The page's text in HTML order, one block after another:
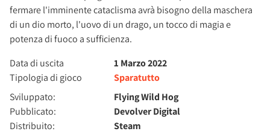
fermare l'imminente cataclisma avrà bisogno della maschera
di un dio morto, l'uovo di un drago, un tocco di magia e
potenza di fuoco a sufficienza.
Data di uscita
1 Marzo 2022
Tipologia di gioco
Sparatutto
Sviluppato:
Flying Wild Hog
Pubblicato:
Devolver Digital
Distribuito:
Steam